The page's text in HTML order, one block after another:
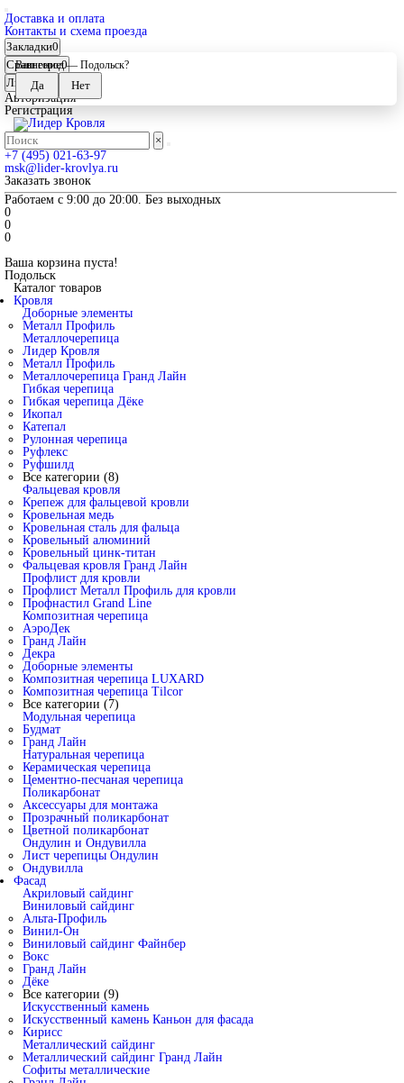
Доставка и оплата
Контакты и схема проезда
Закладки0
Сравнение0
Личный кабинет
Авторизация
Регистрация
×
+7 (495) 021-63-97
msk@lider-krovlya.ru
Заказать звонок
Работаем с 9:00 до 20:00. Без выходных
0
0
0
Ваша корзина пуста!
Подольск
Ваш город — Подольск?
Каталог товаров
Кровля
Доборные элементы
Металл Профиль
Металлочерепица
Лидер Кровля
Металл Профиль
Металлочерепица Гранд Лайн
Гибкая черепица
Гибкая черепица Дёке
Икопал
Катепал
Рулонная черепица
Руфлекс
Руфшилд
Все категории (8)
Фальцевая кровля
Крепеж для фальцевой кровли
Кровельная медь
Кровельная сталь для фальца
Кровельный алюминий
Кровельный цинк-титан
Фальцевая кровля Гранд Лайн
Профлист для кровли
Профлист Металл Профиль для кровли
Профнастил Grand Line
Композитная черепица
АэроДек
Гранд Лайн
Декра
Доборные элементы
Композитная черепица LUXARD
Композитная черепица Tilcor
Все категории (7)
Модульная черепица
Будмат
Гранд Лайн
Натуральная черепица
Керамическая черепица
Цементно-песчаная черепица
Поликарбонат
Аксессуары для монтажа
Прозрачный поликарбонат
Цветной поликарбонат
Ондулин и Ондувилла
Лист черепицы Ондулин
Ондувилла
Фасад
Акриловый сайдинг
Виниловый сайдинг
Альта-Профиль
Винил-Он
Виниловый сайдинг Файнбер
Вокс
Гранд Лайн
Дёке
Все категории (9)
Искусственный камень
Искусственный камень Каньон для фасада
Кирисс
Металлический сайдинг
Металлический сайдинг Гранд Лайн
Софиты металлические